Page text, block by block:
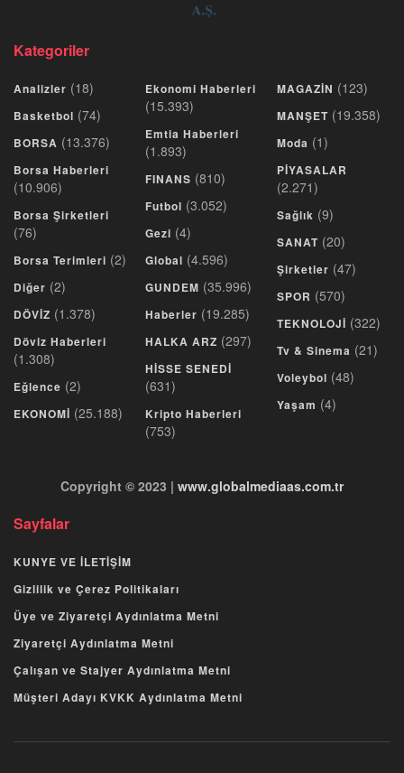
Kategoriler
Analizler (18)
Basketbol (74)
BORSA (13.376)
Borsa Haberleri
(10.906)
Borsa Şirketleri
(76)
Borsa Terimleri (2)
Diğer (2)
DÖVİZ (1.378)
Döviz Haberleri
(1.308)
Eğlence (2)
EKONOMİ (25.188)
Ekonomi Haberleri
(15.393)
Emtia Haberleri
(1.893)
FINANS (810)
Futbol (3.052)
Gezi (4)
Global (4.596)
GUNDEM (35.996)
Haberler (19.285)
HALKA ARZ (297)
HİSSE SENEDİ
(631)
Kripto Haberleri
(753)
MAGAZİN (123)
MANŞET (19.358)
Moda (1)
PİYASALAR
(2.271)
Sağlık (9)
SANAT (20)
Şirketler (47)
SPOR (570)
TEKNOLOJİ (322)
Tv & Sinema (21)
Voleybol (48)
Yaşam (4)
Copyright © 2023 | www.globalmediaas.com.tr
Sayfalar
KUNYE VE İLETİŞİM
Gizlilik ve Çerez Politikaları
Üye ve Ziyaretçi Aydınlatma Metni
Ziyaretçi Aydınlatma Metni
Çalışan ve Stajyer Aydınlatma Metni
Müşteri Adayı KVKK Aydınlatma Metni